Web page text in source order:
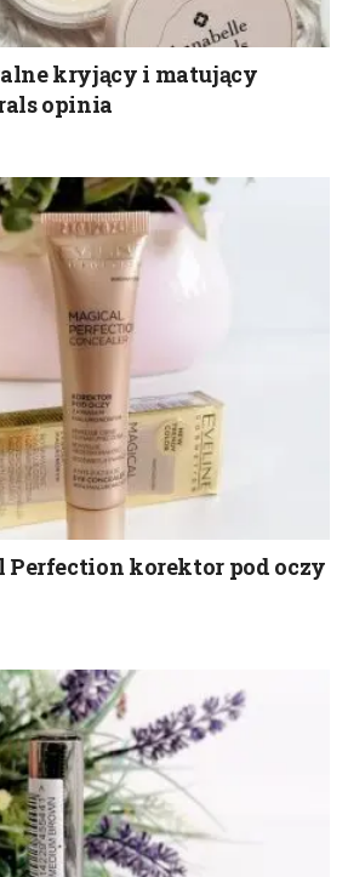
kryjący i matujący
opinia
Perfection korektor pod oczy